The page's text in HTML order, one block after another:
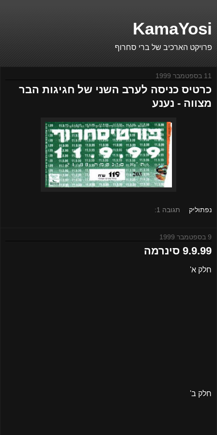
KamaYosi
פרויקט הארכיב של ברי סחרוף
11 בספטמבר 1999
כרטיס כניסה לערב השני של חגיגות הבר
מצווה - נענע
נפתוליק תגובה 1:
9 בספטמבר 1999
9.9.99 סינרמה
חלק א'
חלק ב'